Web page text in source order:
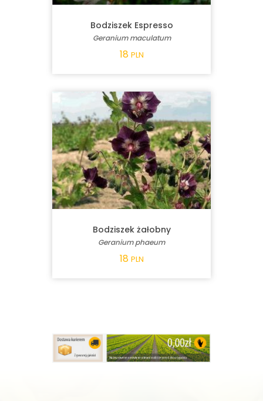
Bodziszek Espresso
Geranium maculatum
18 PLN
Bodziszek żałobny
Geranium phaeum
18 PLN